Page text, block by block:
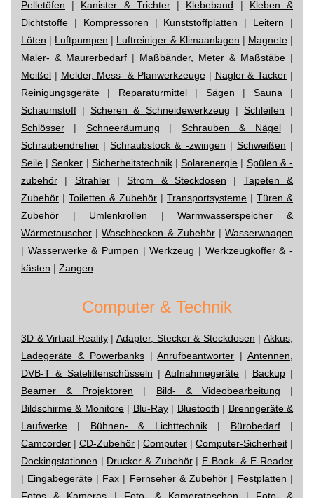
Pelletöfen | Kanister & Trichter| Klebeband | Kleben &
Dichtstoffe | Kompressoren | Kunststoffplatten | Leitern |
Löten | Luftpumpen | Luftreiniger & Klimaanlagen | Magnete|
Maler- & Maurerbedarf | Maßbänder, Meter & Maßstäbe |
Meißel | Melder, Mess- & Planwerkzeuge | Nagler & Tacker |
Reinigungsgeräte | Reparaturmittel| Sägen | Sauna |
Schaumstoff |Scheren & Schneidewerkzeug | Schleifen |
Schlösser | Schneeräumung | Schrauben & Nägel|
Schraubendreher |Schraubstock & -zwingen | Schweißen |
Seile |Senker | Sicherheitstechnik|Solarenergie | Spülen & -
zubehör | Strahler|Strom & Steckdosen | Tapeten &
Zubehör | Toiletten & Zubehör | Transportsysteme | Türen &
Zubehör | Umlenkrollen |Warmwasserspeicher &
Wärmetauscher |Waschbecken & Zubehör|Wasserwaagen
| Wasserwerke & Pumpen |Werkzeug | Werkzeugkoffer & -
kästen | Zangen
Computer & Technik
3D & Virtual Reality|Adapter, Stecker & Steckdosen |Akkus,
Ladegeräte & Powerbanks|Anrufbeantworter |Antennen,
DVB-T & Satelittenschüsseln |Aufnahmegeräte | Backup|
Beamer & Projektoren | Bild- & Videobearbeitung |
Bildschirme & Monitore| Blu-Ray| Bluetooth | Brenngeräte &
Laufwerke | Bühnen- & Lichttechnik| Bürobedarf|
Camcorder | CD-Zubehör | Computer | Computer-Sicherheit |
Dockingstationen | Drucker & Zubehör| E-Book- & E-Reader
| Eingabegeräte | Fax | Fernseher & Zubehör| Festplatten |